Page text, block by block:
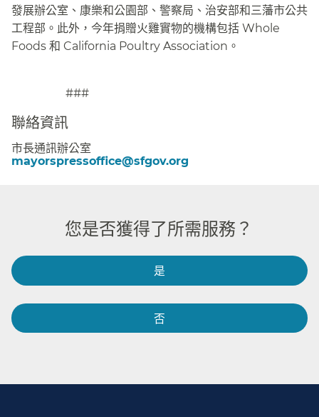
發展辦公室、康樂和公園部、警察局、治安部和三藩市公共
工程部。此外，今年捐贈火雞實物的機構包括 Whole
Foods 和 California Poultry Association。​​
###​​
聯絡資訊​​
市長通訊辦公室​​
mayorspressoffice@sfgov.org​​
您是否獲得了所需服務？​​
是​​
否​​